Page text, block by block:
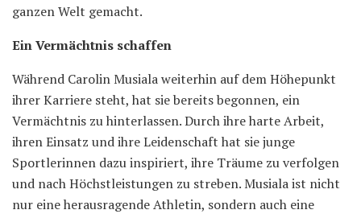
ganzen Welt gemacht.
Ein Vermächtnis schaffen
Während Carolin Musiala weiterhin auf dem Höhepunkt
ihrer Karriere steht, hat sie bereits begonnen, ein
Vermächtnis zu hinterlassen. Durch ihre harte Arbeit,
ihren Einsatz und ihre Leidenschaft hat sie junge
Sportlerinnen dazu inspiriert, ihre Träume zu verfolgen
und nach Höchstleistungen zu streben. Musiala ist nicht
nur eine herausragende Athletin, sondern auch eine